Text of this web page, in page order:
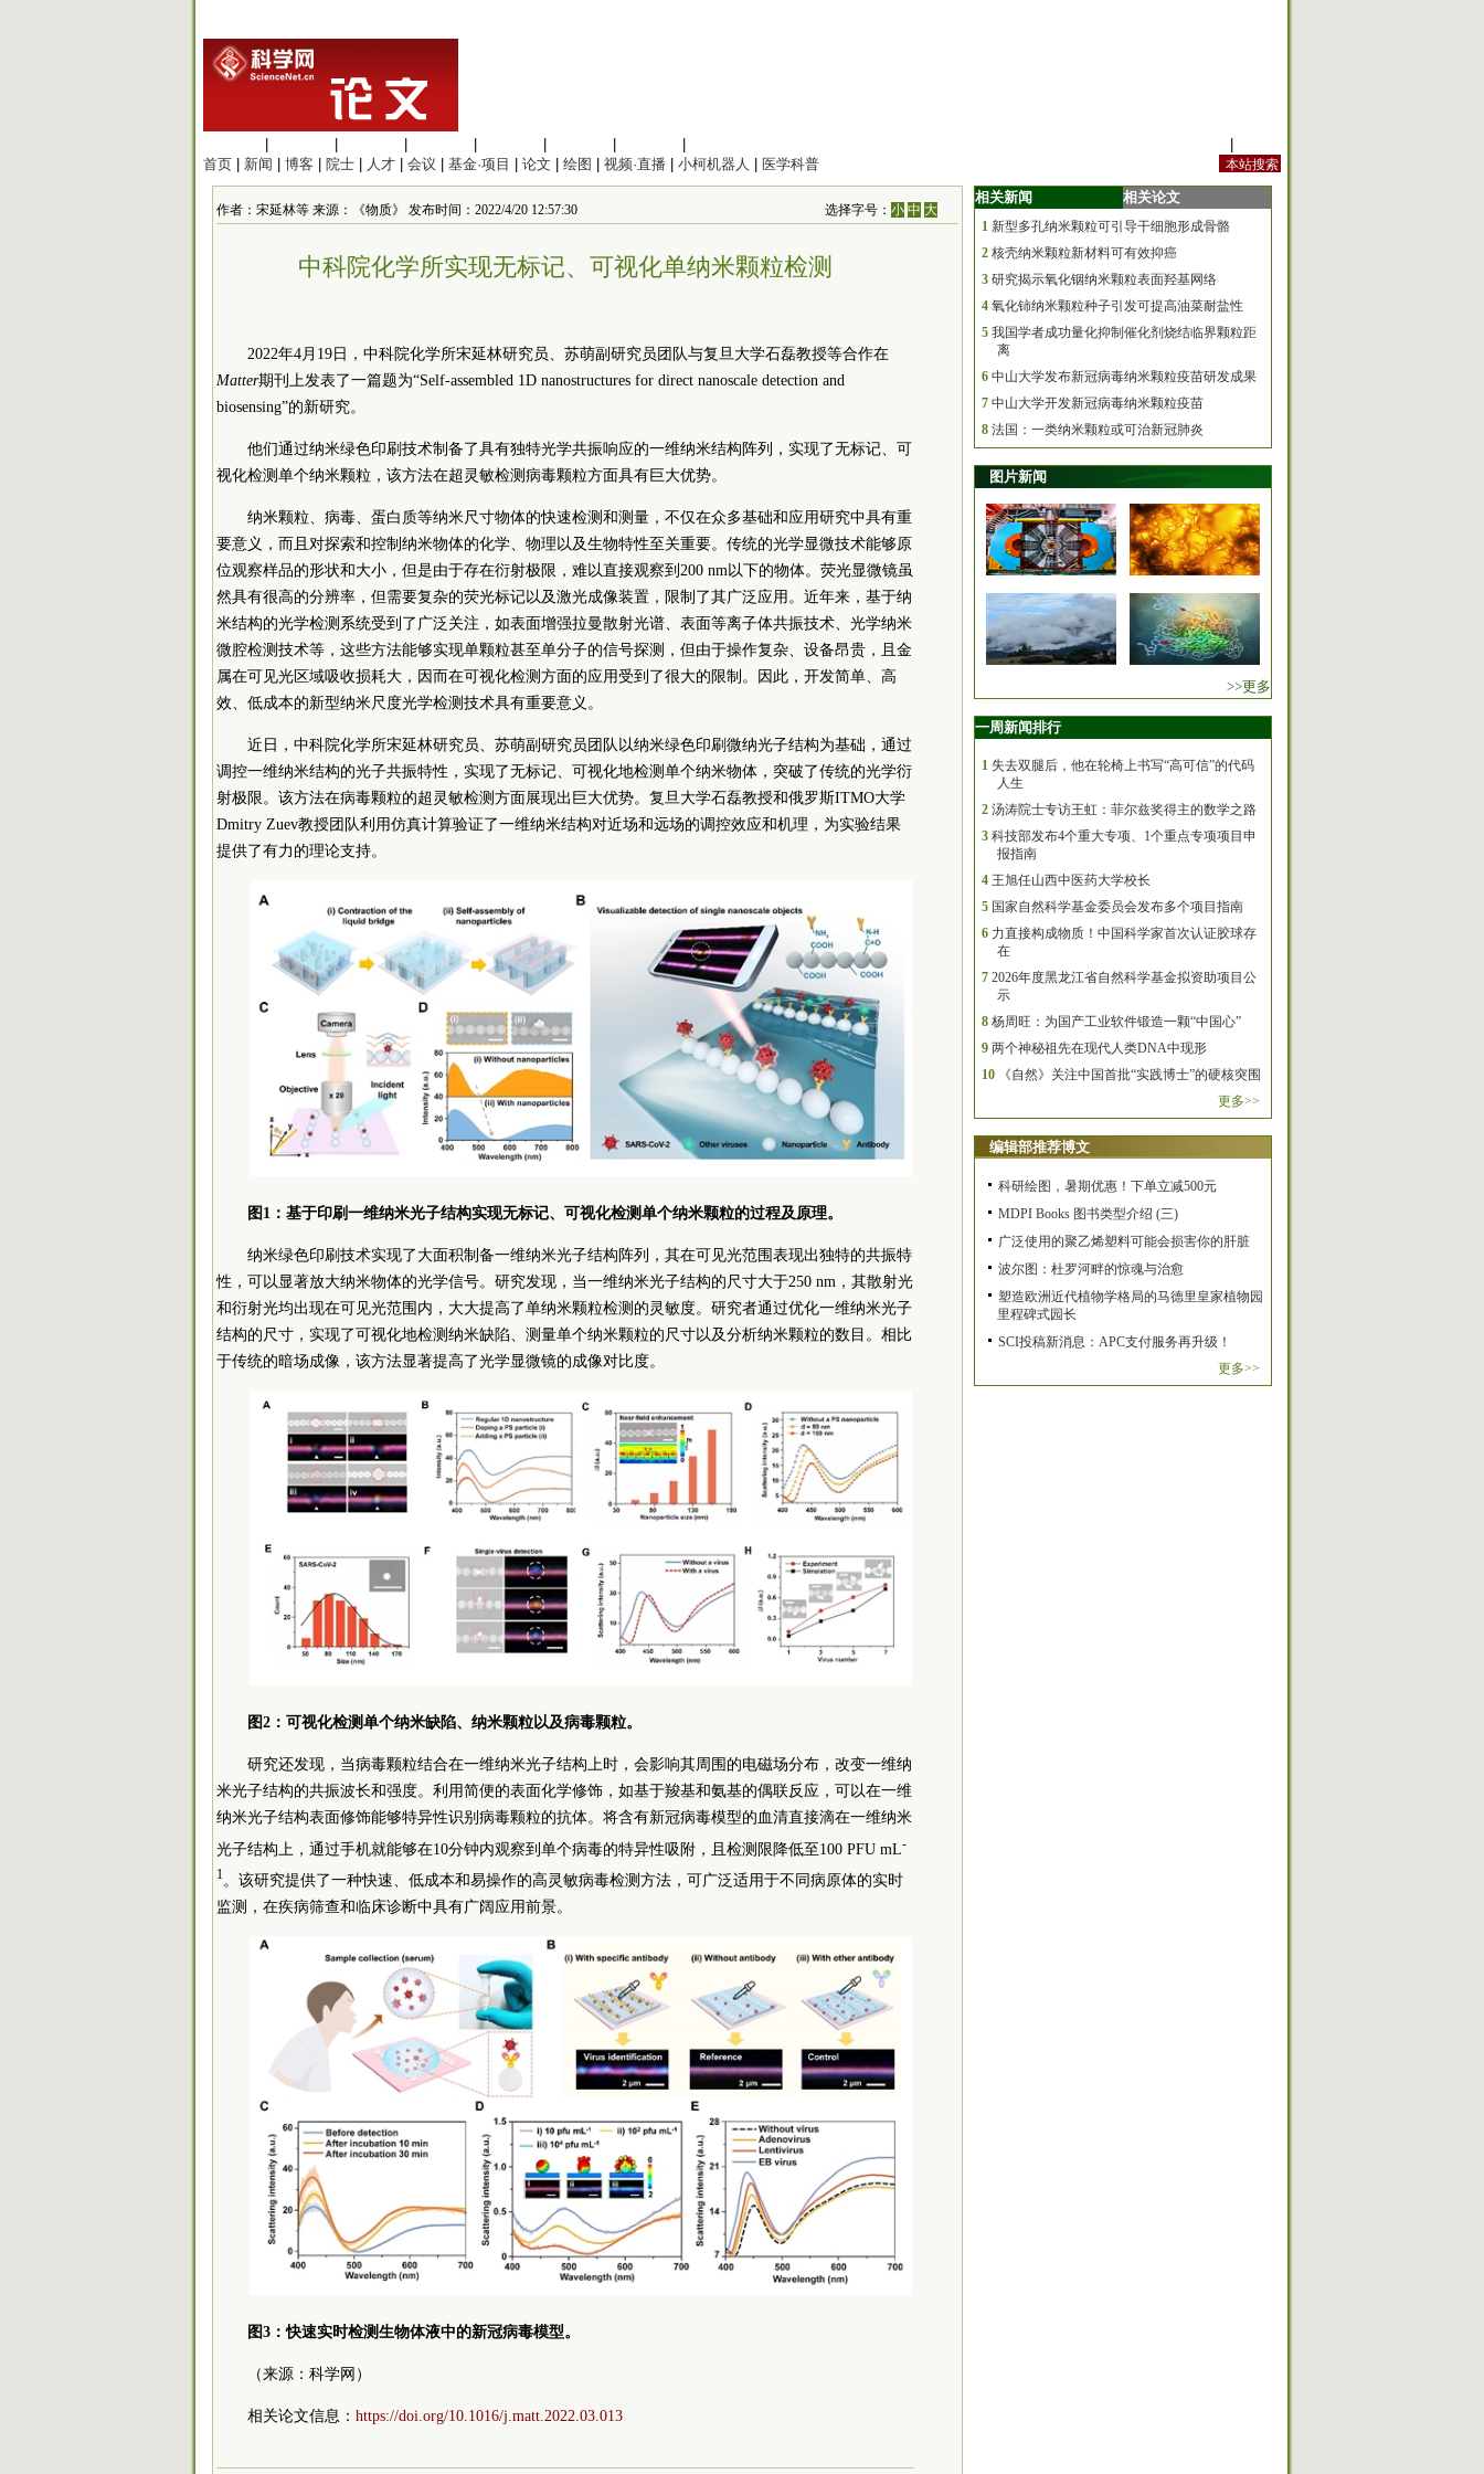
首页
新闻 博客 院士 人才 会议 基金·项目 论文 绘图 视频·直播 小柯机器人 医学科普
作者：宋延林等 来源：《物质》 发布时间：2022/4/20 12:57:30 选择字号：小 中 大
中科院化学所实现无标记、可视化单纳米颗粒检测
2022年4月19日， 中科院化学所宋延林研究员、苏萌副研究员团队与复旦大学石磊教授等合作在
Matter期刊上发表了一篇题为“Self-assembled 1D nanostructures for direct nanoscale detection and
biosensing”的新研究。
他们通过纳米绿色印刷技术制备了具有独特光学共振响应的一维纳米结构阵列，实现了无标记、可
视化检测单个纳米颗粒，该方法在超灵敏检测病毒颗粒方面具有巨大优势。
纳米颗粒、病毒、蛋白质等纳米尺寸物体的快速检测和测量，不仅在众多基础和应用研究中具有重
要意义，而且对探索和控制纳米物体的化学、物理以及生物特性至关重要。传统的光学显微技术能够原
位观察样品的形状和大小，但是由于存在衍射极限，难以直接观察到200 nm以下的物体。荧光显微镜虽
然具有很高的分辨率，但需要复杂的荧光标记以及激光成像装置，限制了其广泛应用。近年来，基于纳
米结构的光学检测系统受到了广泛关注，如表面增强拉曼散射光谱、表面等离子体共振技术、光学纳米
微腔检测技术等，这些方法能够实现单颗粒甚至单分子的信号探测，但由于操作复杂、设备昂贵，且金
属在可见光区域吸收损耗大，因而在可视化检测方面的应用受到了很大的限制。因此，开发简单、高
效、低成本的新型纳米尺度光学检测技术具有重要意义。
近日， 中科院化学所宋延林研究员、苏萌副研究员团队以纳米绿色印刷微纳光子结构为基础，通过
调控一维纳米结构的光子共振特性，实现了无标记、可视化地检测单个纳米物体，突破了传统的光学衍
射极限。该方法在病毒颗粒的超灵敏检测方面展现出巨大优势。复旦大学石磊教授和俄罗斯ITMO大学
Dmitry Zuev教授团队利用仿真计算验证了一维纳米结构对近场和远场的调控效应和机理，为实验结果
提供了有力的理论支持。
图1：基于印刷一维纳米光子结构实现无标记、可视化检测单个纳米颗粒的过程及原理。
纳米绿色印刷技术实现了大面积制备一维纳米光子结构阵列，其在可见光范围表现出独特的共振特
性，可以显著放大纳米物体的光学信号。研究发现，当一维纳米光子结构的尺寸大于250 nm，其散射光
和衍射光均出现在可见光范围内，大大提高了单纳米颗粒检测的灵敏度。研究者通过优化一维纳米光子
结构的尺寸，实现了可视化地检测纳米缺陷、测量单个纳米颗粒的尺寸以及分析纳米颗粒的数目。相比
于传统的暗场成像，该方法显著提高了光学显微镜的成像对比度。
图2：可视化检测单个纳米缺陷、纳米颗粒以及病毒颗粒。
研究还发现，当病毒颗粒结合在一维纳米光子结构上时，会影响其周围的电磁场分布，改变一维纳
米光子结构的共振波长和强度。利用简便的表面化学修饰，如基于羧基和氨基的偶联反应，可以在一维
纳米光子结构表面修饰能够特异性识别病毒颗粒的抗体。将含有新冠病毒模型的血清直接滴在一维纳米
光子结构上，通过手机就能够在10分钟内观察到单个病毒的特异性吸附，且检测限降低至100 PFU mL-
1。该研究提供了一种快速、低成本和易操作的高灵敏病毒检测方法，可广泛适用于不同病原体的实时
监测，在疾病筛查和临床诊断中具有广阔应用前景。
图3：快速实时检测生物体液中的新冠病毒模型。
（来源：科学网）
相关论文信息： https://doi.org/10.1016/j.matt.2022.03.013
相关新闻 相关论文
1 新型多孔纳米颗粒可引导干细胞形成骨骼
2 核壳纳米颗粒新材料可有效抑癌
3 研究揭示氧化铟纳米颗粒表面羟基网络
4 氧化铈纳米颗粒种子引发可提高油菜耐盐性
5 我国学者成功量化抑制催化剂烧结临界颗粒距
离
6 中山大学发布新冠病毒纳米颗粒疫苗研发成果
7 中山大学开发新冠病毒纳米颗粒疫苗
8 法国：一类纳米颗粒或可治新冠肺炎
图片新闻
>>更多
一周新闻排行
1 失去双腿后，他在轮椅上书写“高可信”的代码
人生
2 汤涛院士专访王虹：菲尔兹奖得主的数学之路
3 科技部发布4个重大专项、1个重点专项项目申
报指南
4 王旭任山西中医药大学校长
5 国家自然科学基金委员会发布多个项目指南
6 力直接构成物质！中国科学家首次认证胶球存
在
7 2026年度黑龙江省自然科学基金拟资助项目公
示
8 杨周旺：为国产工业软件锻造一颗“中国心”
9 两个神秘祖先在现代人类DNA中现形
10
《自然》关注中国首批“实践博士”的硬核突围
更多>>
编辑部推荐博文
科研绘图，暑期优惠！下单立减500元
MDPI Books 图书类型介绍 (三)
广泛使用的聚乙烯塑料可能会损害你的肝脏
波尔图：杜罗河畔的惊魂与治愈
塑造欧洲近代植物学格局的马德里皇家植物园
里程碑式园长
SCI投稿新消息：APC支付服务再升级！
更多>>